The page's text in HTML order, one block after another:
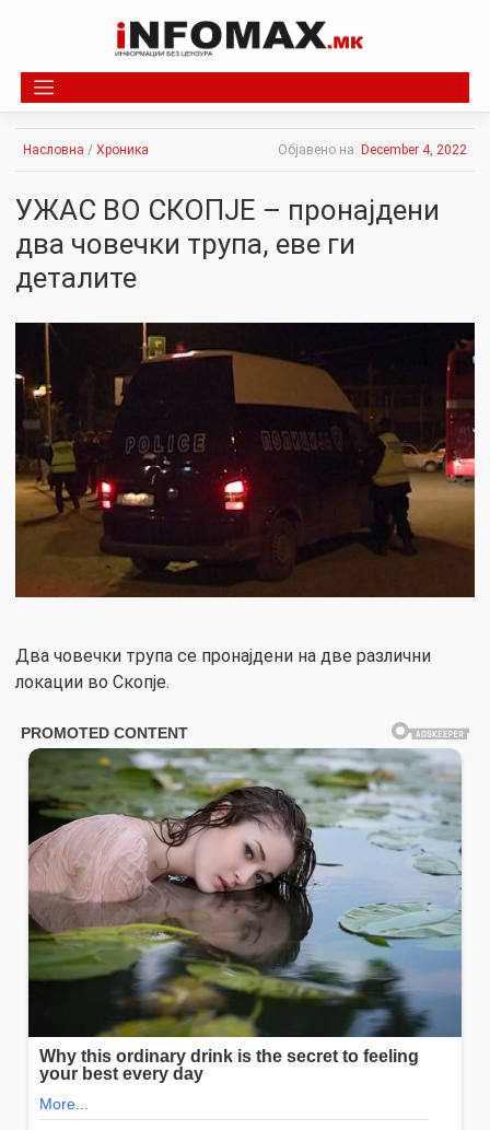
Насловна / Хроника Објавено на: December 4, 2022
УЖАС ВО СКОПЈЕ – пронајдени
два човечки трупа, еве ги
деталите
Два човечки трупа се пронајдени на две различни
локации во Скопје.